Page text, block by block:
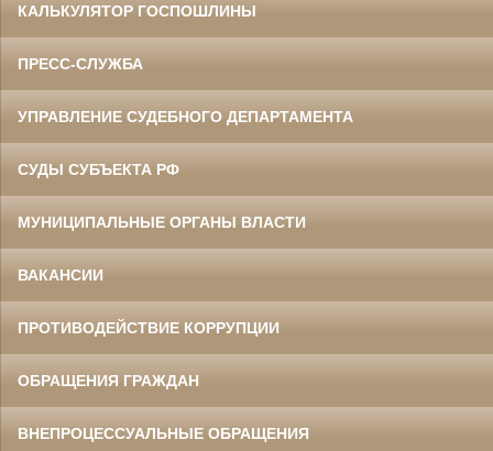
КАЛЬКУЛЯТОР ГОСПОШЛИНЫ
ПРЕСС-СЛУЖБА
УПРАВЛЕНИЕ СУДЕБНОГО ДЕПАРТАМЕНТА
СУДЫ СУБЪЕКТА РФ
МУНИЦИПАЛЬНЫЕ ОРГАНЫ ВЛАСТИ
ВАКАНСИИ
ПРОТИВОДЕЙСТВИЕ КОРРУПЦИИ
ОБРАЩЕНИЯ ГРАЖДАН
ВНЕПРОЦЕССУАЛЬНЫЕ ОБРАЩЕНИЯ